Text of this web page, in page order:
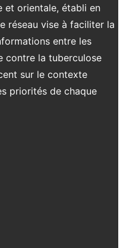
et orientale, établi en
réseau vise à faciliter la
entre les
contre la tuberculose
sur le contexte
priorités de chaque